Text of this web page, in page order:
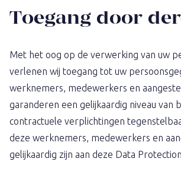
Toegang door
Met het oog op de verwerking van uw
verlenen wij toegang tot uw
werknemers, medewerkers en
garanderen een gelijkaardig niveau van
contractuele verplichtingen
deze werknemers, medewerkers en
gelijkaardig zijn aan deze Data